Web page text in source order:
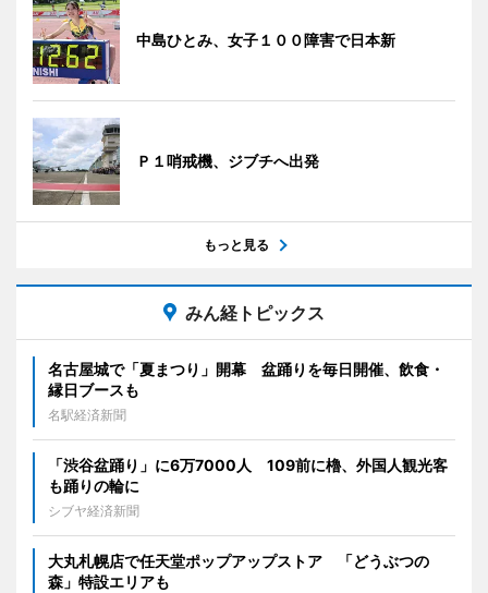
中島ひとみ、女子１００障害で日本新
Ｐ１哨戒機、ジブチへ出発
もっと見る
みん経トピックス
名古屋城で「夏まつり」開幕 盆踊りを毎日開催、飲食・
縁日ブースも
名駅経済新聞
「渋谷盆踊り」に6万7000人 109前に櫓、外国人観光客
も踊りの輪に
シブヤ経済新聞
大丸札幌店で任天堂ポップアップストア 「どうぶつの
森」特設エリアも